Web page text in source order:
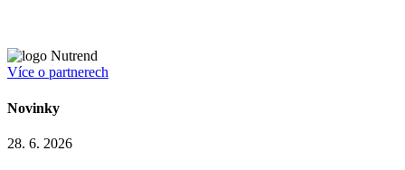
Více o partnerech
Novinky
28. 6. 2026